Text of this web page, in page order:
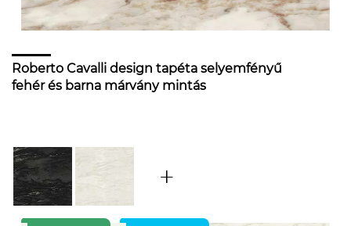
Roberto Cavalli design tapéta selyemfényű
fehér és barna márvány mintás